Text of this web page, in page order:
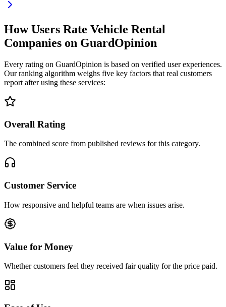
How Users Rate Vehicle Rental
Companies on GuardOpinion
Every rating on GuardOpinion is based on verified user experiences.
Our ranking algorithm weighs five key factors that real customers
report after using these services:
Overall Rating
The combined score from published reviews for this category.
Customer Service
How responsive and helpful teams are when issues arise.
Value for Money
Whether customers feel they received fair quality for the price paid.